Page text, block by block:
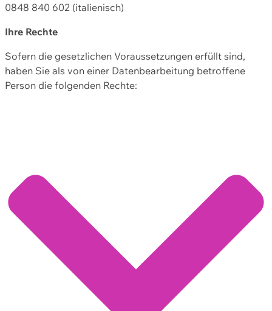
0848 840 602 (italienisch)
Ihre Rechte
Sofern die gesetzlichen Voraussetzungen erfüllt sind,
haben Sie als von einer Datenbearbeitung betroffene
Person die folgenden Rechte: